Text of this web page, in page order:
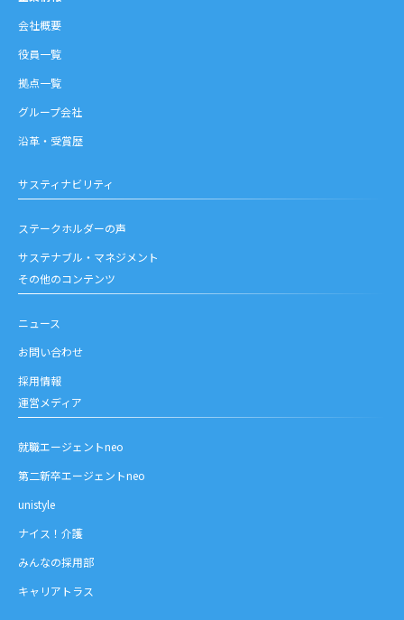
会社概要
役員一覧
拠点一覧
グループ会社
沿革・受賞歴
サスティナビリティ
ステークホルダーの声
サステナブル・マネジメント
その他のコンテンツ
ニュース
お問い合わせ
採用情報
運営メディア
就職エージェントneo
第二新卒エージェントneo
unistyle
ナイス！介護
みんなの採用部
キャリアトラス